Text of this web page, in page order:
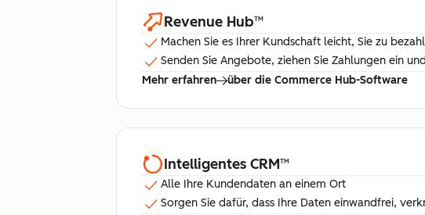
Revenue Hub™
Machen Sie es Ihrer Kundschaft leicht, Sie zu
Senden Sie Angebote, ziehen Sie Zahlungen ein
Mehr erfahren
über die Commerce Hub-Software
Intelligentes CRM™
Alle Ihre Kundendaten an einem Ort
Sorgen Sie dafür, dass Ihre Daten einwandfrei,